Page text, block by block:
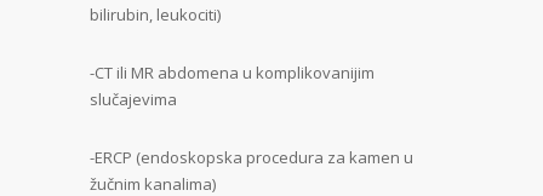
bilirubin, leukociti)
-CT ili MR abdomena u komplikovanijim
slučajevima
-ERCP (endoskopska procedura za kamen u
žučnim kanalima)